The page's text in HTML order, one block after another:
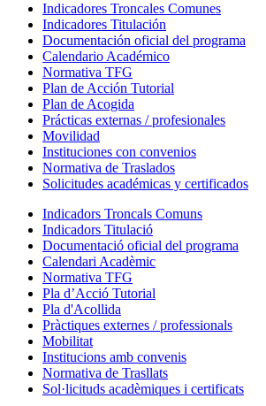
Indicadores Troncales Comunes
Indicadores Titulación
Documentación oficial del programa
Calendario Académico
Normativa TFG
Plan de Acción Tutorial
Plan de Acogida
Prácticas externas / profesionales
Movilidad
Instituciones con convenios
Normativa de Traslados
Solicitudes académicas y certificados
Indicadors Troncals Comuns
Indicadors Titulació
Documentació oficial del programa
Calendari Acadèmic
Normativa TFG
Pla d’Acció Tutorial
Pla d'Acollida
Pràctiques externes / professionals
Mobilitat
Institucions amb convenis
Normativa de Trasllats
Sol·licituds acadèmiques i certificats